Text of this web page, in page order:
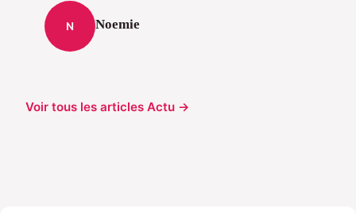
N Noemie
Voir tous les articles Actu →